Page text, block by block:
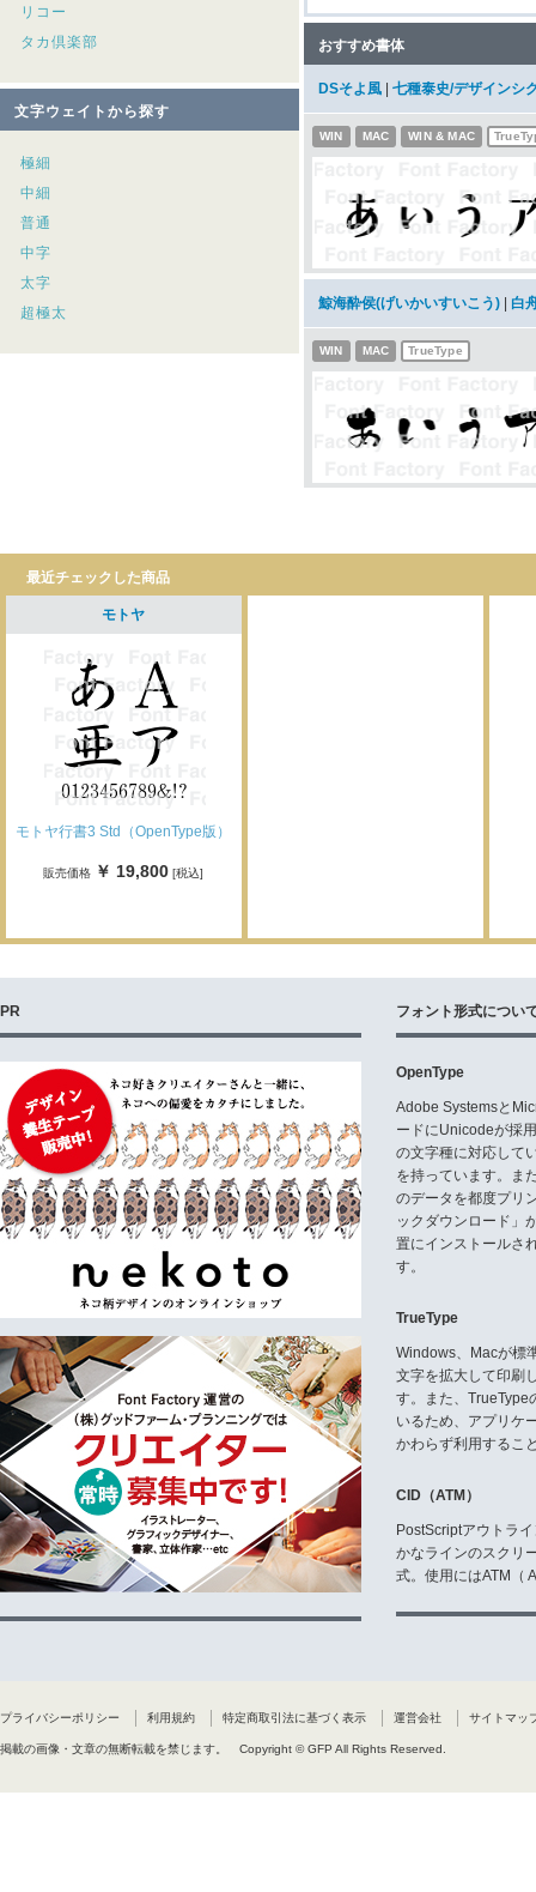
リコー
タカ倶楽部
文字ウェイトから探す
極細
中細
普通
中字
太字
超極太
おすすめ書体
DSそよ風 七種泰史/デザインシ
WIN MAC WIN & MAC
鯨海酔侯(げいかいすいこう) 白
WIN MAC TrueType
最近チェックした商品
モトヤ
モトヤ行書3 Std（OpenType版）
販売価格 ￥ 19,800 [税込]
PR フォント形式につい
OpenType
Adobe Systemsと
ードにUnicodeが採
の文字種に対応して
を持っています。ま
のデータを都度プリ
ックダウンロード」
置にインストールさ
す。
TrueType
Windows、Macが標
文字を拡大して印刷
す。また、TrueType
いるため、アプリケ
かわらず利用するこ
CID（ATM）
PostScriptアウトラ
かなラインのスクリ
式。使用にはATM（
プライバシーポリシー 利用規約 特定商取引法に基づく表示 運営会社 サイトマッ
掲載の画像・文章の無断転載を禁じます。 Copyright © GFP All Rights Reserved.